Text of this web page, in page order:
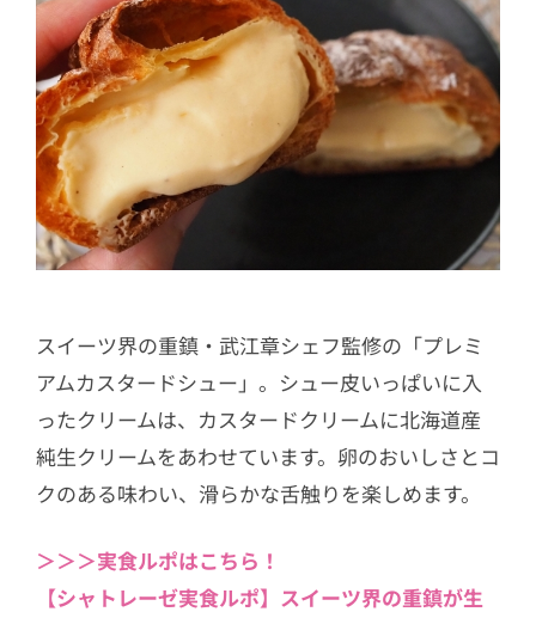
スイーツ界の重鎮・武江章シェフ監修の「プレミ
アムカスタードシュー」。シュー皮いっぱいに入
ったクリームは、カスタードクリームに北海道産
純生クリームをあわせています。卵のおいしさとコ
クのある味わい、滑らかな舌触りを楽しめます。
＞＞＞実食ルポはこちら！
【シャトレーゼ実食ルポ】スイーツ界の重鎮が生